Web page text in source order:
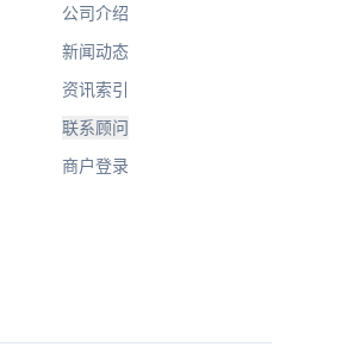
公司介绍
新闻动态
资讯索引
联系顾问
商户登录